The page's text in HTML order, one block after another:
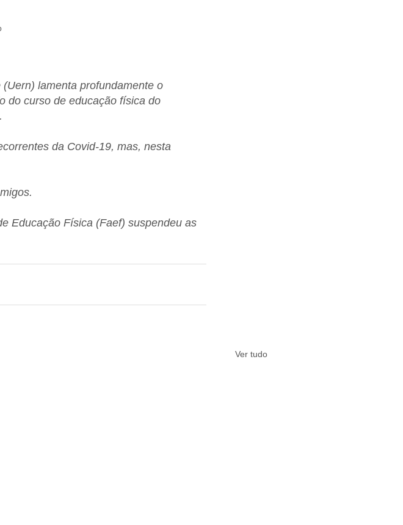
lamenta profundamente o
do curso de educação física do
da Covid-19, mas, nesta
Educação Física (Faef) suspendeu as
Ver tudo